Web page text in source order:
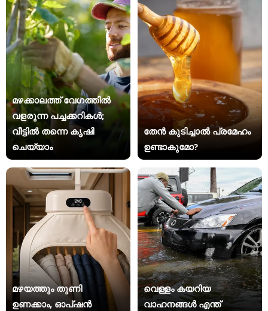
മഴക്കാലത്ത് വേഗത്തിൽ
വളരുന്ന പച്ചക്കറികൾ;
വീട്ടിൽ തന്നെ കൃഷി
ചെയ്യാം
തേൻ കുടിച്ചാൽ പ്രമേഹം
ഉണ്ടാകുമോ?
മഴയത്തും തുണി
ഉണക്കാം, ഓപ്ഷൻ
വെള്ളം കയറിയ
വാഹനങ്ങൾ എന്ത്